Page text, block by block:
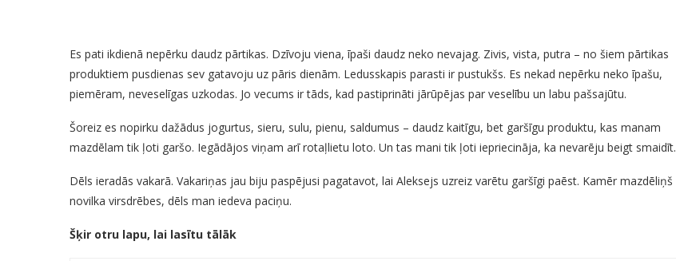
Es pati ikdienā nepērku daudz pārtikas. Dzīvoju viena, īpaši daudz neko nevajag. Zivis, vista, putra – no šiem pārtikas
produktiem pusdienas sev gatavoju uz pāris dienām. Ledusskapis parasti ir pustukšs. Es nekad nepērku neko īpašu,
piemēram, neveselīgas uzkodas. Jo vecums ir tāds, kad pastiprināti jārūpējas par veselību un labu pašsajūtu.
Šoreiz es nopirku dažādus jogurtus, sieru, sulu, pienu, saldumus – daudz kaitīgu, bet garšīgu produktu, kas manam
mazdēlam tik ļoti garšo. Iegādājos viņam arī rotaļlietu loto. Un tas mani tik ļoti iepriecināja, ka nevarēju beigt smaidīt.
Dēls ieradās vakarā. Vakariņas jau biju paspējusi pagatavot, lai Aleksejs uzreiz varētu garšīgi paēst. Kamēr mazdēliņš
novilka virsdrēbes, dēls man iedeva paciņu.
Šķir otru lapu, lai lasītu tālāk